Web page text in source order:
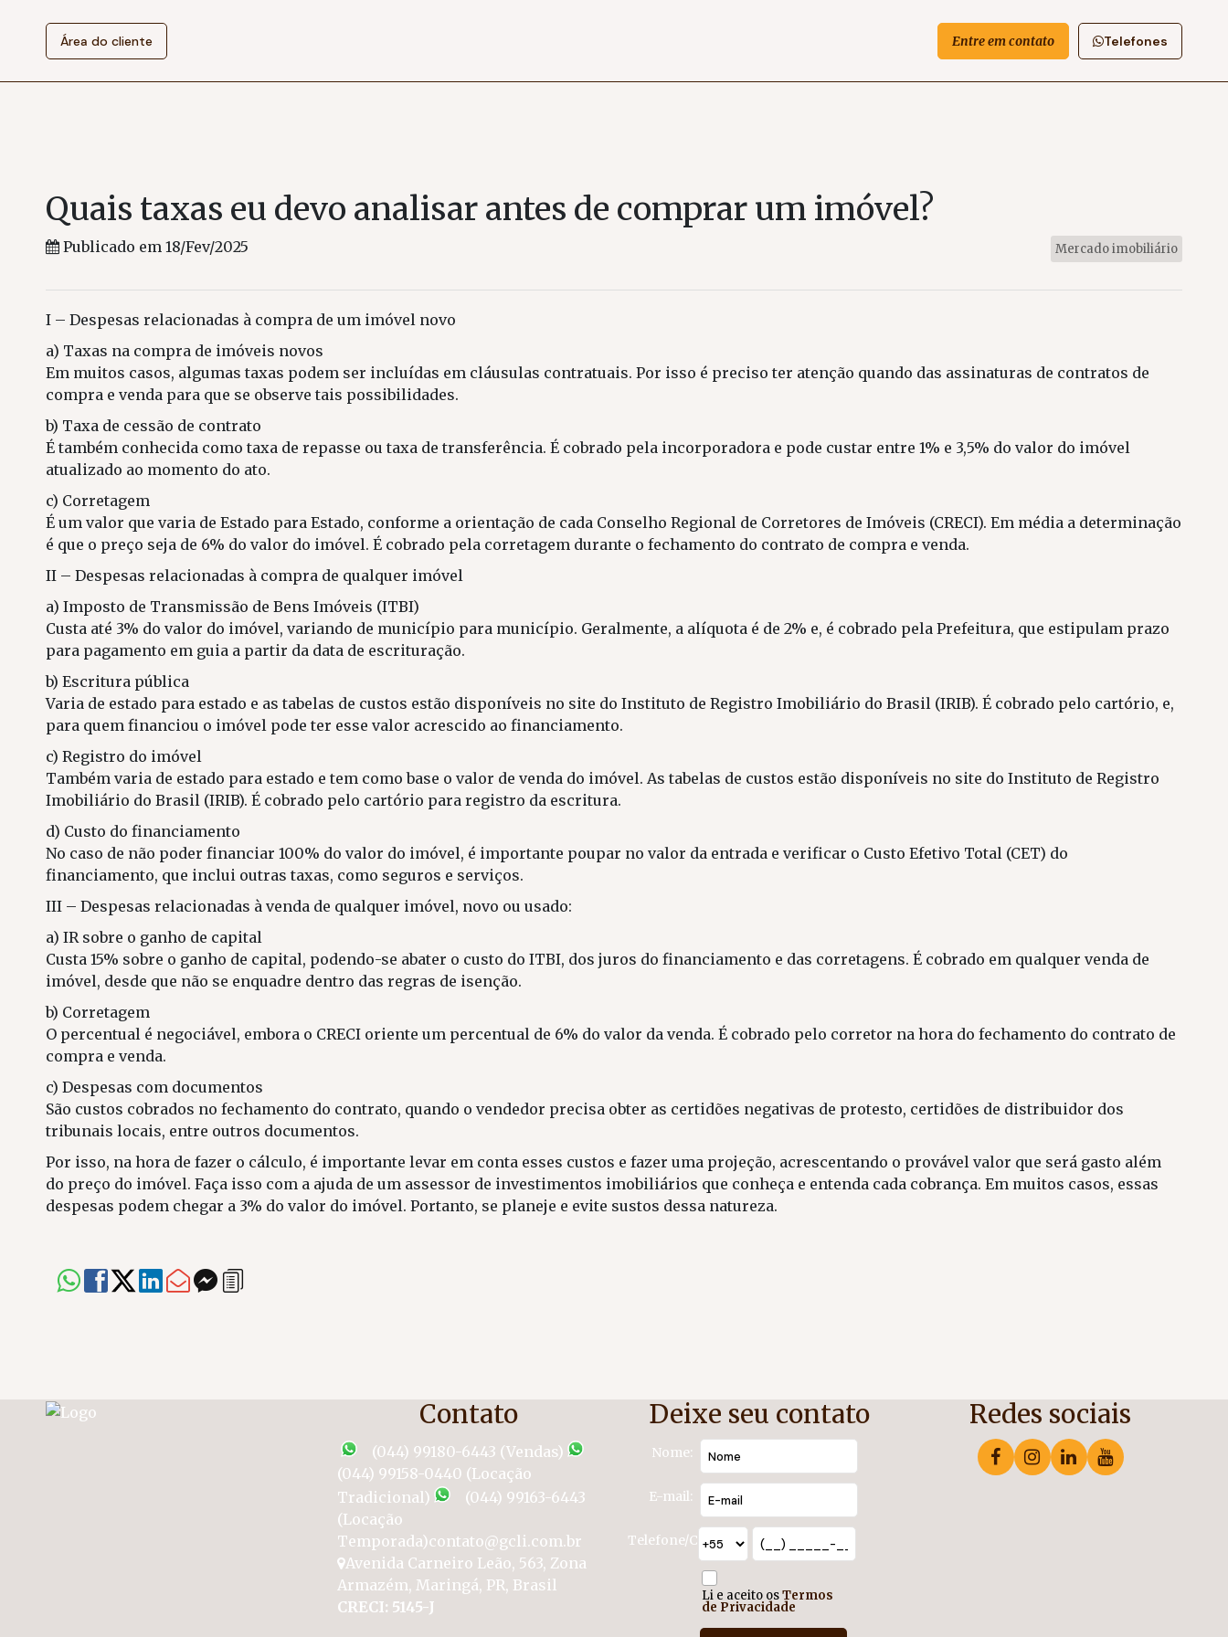
Telefones
Entre em contato
Área do cliente
Quais taxas eu devo analisar antes de comprar um imóvel?
Publicado em 18/Fev/2025 Mercado imobiliário
I – Despesas relacionadas à compra de um imóvel novo
a) Taxas na compra de imóveis novos
Em muitos casos, algumas taxas podem ser incluídas em cláusulas contratuais. Por isso é preciso ter atenção quando das assinaturas de contratos de
compra e venda para que se observe tais possibilidades.
b) Taxa de cessão de contrato
É também conhecida como taxa de repasse ou taxa de transferência. É cobrado pela incorporadora e pode custar entre 1% e 3,5% do valor do imóvel
atualizado ao momento do ato.
c) Corretagem
É um valor que varia de Estado para Estado, conforme a orientação de cada Conselho Regional de Corretores de Imóveis (CRECI). Em média a determinação
é que o preço seja de 6% do valor do imóvel. É cobrado pela corretagem durante o fechamento do contrato de compra e venda.
II – Despesas relacionadas à compra de qualquer imóvel
a) Imposto de Transmissão de Bens Imóveis (ITBI)
Custa até 3% do valor do imóvel, variando de município para município. Geralmente, a alíquota é de 2% e, é cobrado pela Prefeitura, que estipulam prazo
para pagamento em guia a partir da data de escrituração.
b) Escritura pública
Varia de estado para estado e as tabelas de custos estão disponíveis no site do Instituto de Registro Imobiliário do Brasil (IRIB). É cobrado pelo cartório, e,
para quem financiou o imóvel pode ter esse valor acrescido ao financiamento.
c) Registro do imóvel
Também varia de estado para estado e tem como base o valor de venda do imóvel. As tabelas de custos estão disponíveis no site do Instituto de Registro
Imobiliário do Brasil (IRIB). É cobrado pelo cartório para registro da escritura.
d) Custo do financiamento
No caso de não poder financiar 100% do valor do imóvel, é importante poupar no valor da entrada e verificar o Custo Efetivo Total (CET) do
financiamento, que inclui outras taxas, como seguros e serviços.
III – Despesas relacionadas à venda de qualquer imóvel, novo ou usado:
a) IR sobre o ganho de capital
Custa 15% sobre o ganho de capital, podendo-se abater o custo do ITBI, dos juros do financiamento e das corretagens. É cobrado em qualquer venda de
imóvel, desde que não se enquadre dentro das regras de isenção.
b) Corretagem
O percentual é negociável, embora o CRECI oriente um percentual de 6% do valor da venda. É cobrado pelo corretor na hora do fechamento do contrato de
compra e venda.
c) Despesas com documentos
São custos cobrados no fechamento do contrato, quando o vendedor precisa obter as certidões negativas de protesto, certidões de distribuidor dos
tribunais locais, entre outros documentos.
Por isso, na hora de fazer o cálculo, é importante levar em conta esses custos e fazer uma projeção, acrescentando o provável valor que será gasto além
do preço do imóvel. Faça isso com a ajuda de um assessor de investimentos imobiliários que conheça e entenda cada cobrança. Em muitos casos, essas
despesas podem chegar a 3% do valor do imóvel. Portanto, se planeje e evite sustos dessa natureza.
Contato
(044) 99180-6443 (Vendas)
(044) 99158-0440 (Locação
Tradicional)
(044) 99163-6443
(Locação
Temporada)contato@gcli.com.br
Avenida Carneiro Leão, 563, Zona
Armazém, Maringá, PR, Brasil
CRECI: 5145-J
Deixe seu contato
Nome:
E-mail:
Telefone/Celular:
Li e aceito osTermos
de Privacidade
Redes sociais